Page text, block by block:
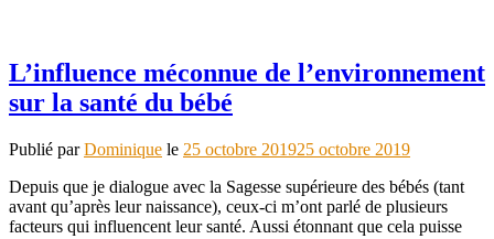
L’influence méconnue de l’environnement
sur la santé du bébé
Publié parDominique le 25 octobre 201925 octobre 2019
Depuis que je dialogue avec la Sagesse supérieure des bébés (tant
avant qu’après leur naissance), ceux-ci m’ont parlé de plusieurs
facteurs qui influencent leur santé. Aussi étonnant que cela puisse